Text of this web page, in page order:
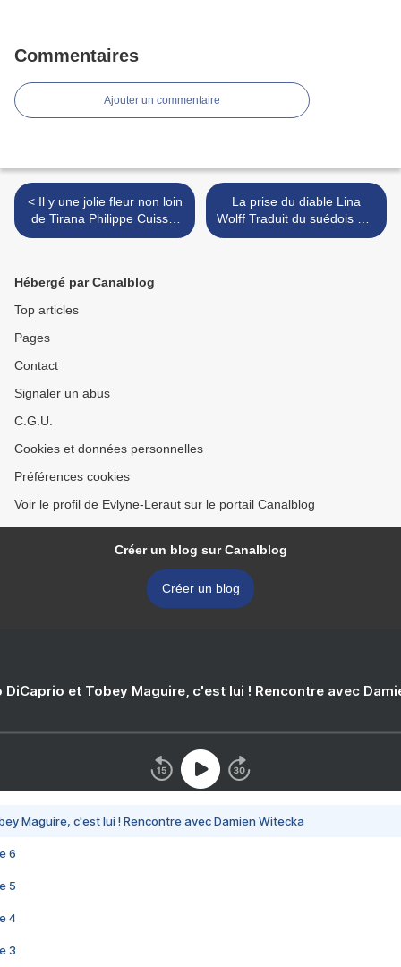
Commentaires
Ajouter un commentaire
< Il y une jolie fleur non loin
de Tirana Philippe Cuisset
Éditions Elyzad
La prise du diable Lina
Wolff Traduit du suédois par
Anna Gibson Éditions Les
Hébergé par Canalblog
Top articles
Pages
Contact
Signaler un abus
C.G.U.
Cookies et données personnelles
Préférences cookies
Voir le profil de Evlyne-Leraut sur le portail Canalblog
Créer un blog sur Canalblog
Créer un blog
DiCaprio et Tobey Maguire, c'est lui ! Rencontre avec
Maguire, c'est lui ! Rencontre avec Damien Witecka
6
5
4
3